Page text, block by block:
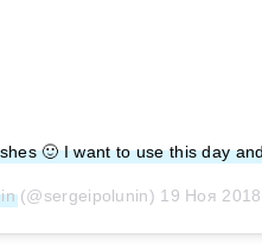
🙂 I want to use this day
(@sergeipolunin) 19 Ноя